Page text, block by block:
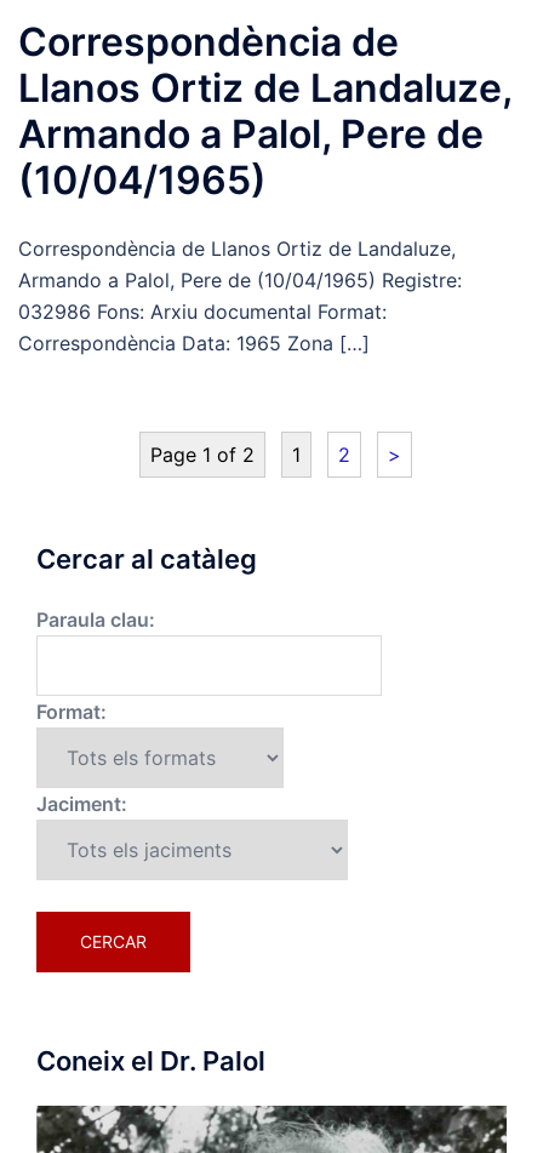
Correspondència de
Llanos Ortiz de Landaluze,
Armando a Palol, Pere de
(10/04/1965)
Correspondència de Llanos Ortiz de Landaluze,
Armando a Palol, Pere de (10/04/1965) Registre:
032986 Fons: Arxiu documental Format:
Correspondència Data: 1965 Zona […]
Page 1 of 2 1 2 >
Cercar al catàleg
Paraula clau:
Format:
Jaciment:
Coneix el Dr. Palol